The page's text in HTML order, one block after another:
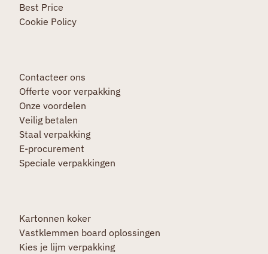
Best Price
Cookie Policy
Contacteer ons
Offerte voor verpakking
Onze voordelen
Veilig betalen
Staal verpakking
E-procurement
Speciale verpakkingen
Kartonnen koker
Vastklemmen board oplossingen
Kies je lijm verpakking